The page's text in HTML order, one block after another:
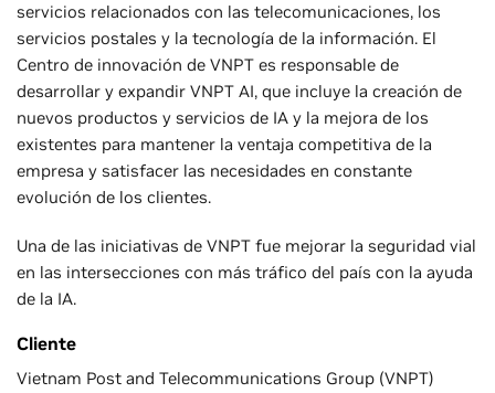
servicios relacionados con las telecomunicaciones, los
servicios postales y la tecnología de la información. El
Centro de innovación de VNPT es responsable de
desarrollar y expandir VNPT AI, que incluye la creación de
nuevos productos y servicios de IA y la mejora de los
existentes para mantener la ventaja competitiva de la
empresa y satisfacer las necesidades en constante
evolución de los clientes.
Una de las iniciativas de VNPT fue mejorar la seguridad vial
en las intersecciones con más tráfico del país con la ayuda
de la IA.
Cliente
Vietnam Post and Telecommunications Group (VNPT)